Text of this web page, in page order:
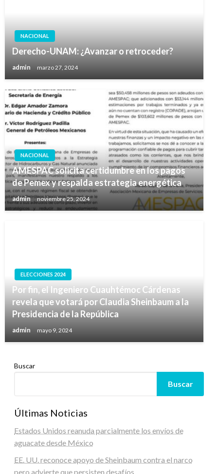
NACIONAL
Derecho-UNAM: ¿Avanzar o retroceder?
admin marzo 27, 2024
NACIONAL
AMESPAC solicita certidumbre en los pagos
de Pemex y respalda estrategia energética
admin noviembre 25, 2024
ELECCIONES 2024
Por fin, el Ingeniero Cuauhtémoc Cárdenas
revela que votará por Claudia Sheinbaum a la
Presidencia de la República
admin mayo 9, 2024
Buscar
Buscar
Últimas Noticias
Estados Unidos reanuda parcialmente los envíos de
aguacate desde México
EE. UU. reconoce apoyo de Sheinbaum contra el narco
pero advierte que persisten desafíos